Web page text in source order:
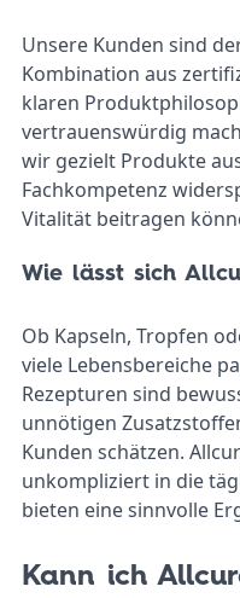
Unsere Kunden sind
Kombination aus
klaren
vertrauenswürdig
wir gezielt Produkte
Fachkompetenz
Vitalität beitragen
Wie lässt sich
Ob Kapseln, Tropfen
viele Lebensbereiche
Rezepturen sind
unnötigen
Kunden schätzen.
unkompliziert in die
bieten eine sinnvolle
Kann ich